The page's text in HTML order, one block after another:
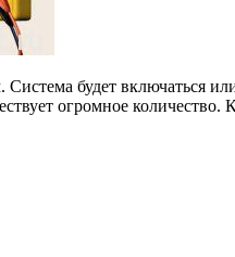
Система будет
огромное